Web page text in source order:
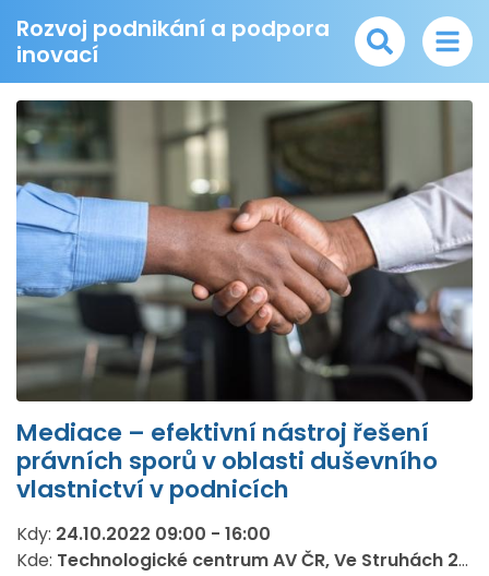
Rozvoj podnikání a podpora
inovací
Mediace – efektivní nástroj řešení
právních sporů v oblasti duševního
vlastnictví v podnicích
Kdy: 24.10.2022 09:00 - 16:00
Kde: Technologické centrum AV ČR, Ve Struhách 27, Praha 6